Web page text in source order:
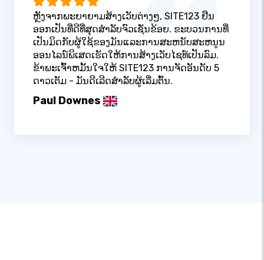
ຫຼັງຈາກພະຍາຍາມສ້າງເວັບຕ່າງໆ, SITE123 ຢືນ
ອອກເປັນທີ່ດີທີ່ສຸດສໍາລັບຈົວເຊັ່ນຂ້ອຍ. ຂະບວນການທີ່
ເປັນມິດກັບຜູ້ໃຊ້ຂອງມັນແລະການສະຫນັບສະຫນູນ
ອອນໄລນ໌ພິເສດເຮັດໃຫ້ການສ້າງເວັບໄຊທ໌ເປັນລົມ.
ຂ້າພະເຈົ້າຫມັ້ນໃຈໃຫ້ SITE123 ການຈັດອັນດັບ 5
ດາວເຕັມ - ມັນດີເລີດສໍາລັບຜູ້ເລີ່ມຕົ້ນ.
Paul Downes